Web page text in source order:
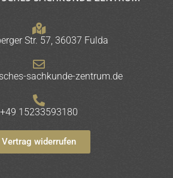
Str. 57, 36037 Fulda
sachkunde-zentrum.de
+49 15233593180
Vertrag widerrufen